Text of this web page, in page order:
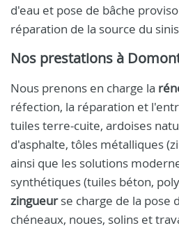
d'eau et pose de bâche
réparation de la source du
Nos prestations à
Nous prenons en charge la
réfection, la réparation et
tuiles terre-cuite, ardoises
d'asphalte, tôles métalliques
ainsi que les solutions
synthétiques (tuiles béton,
zingueurse charge de la pose
chéneaux, noues, solins et